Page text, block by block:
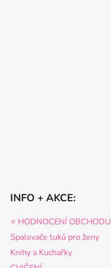
INFO + AKCE:
⭐️ HODNOCENÍ OBCHODU
Spalovače tuků pro ženy
Knihy a Kuchařky